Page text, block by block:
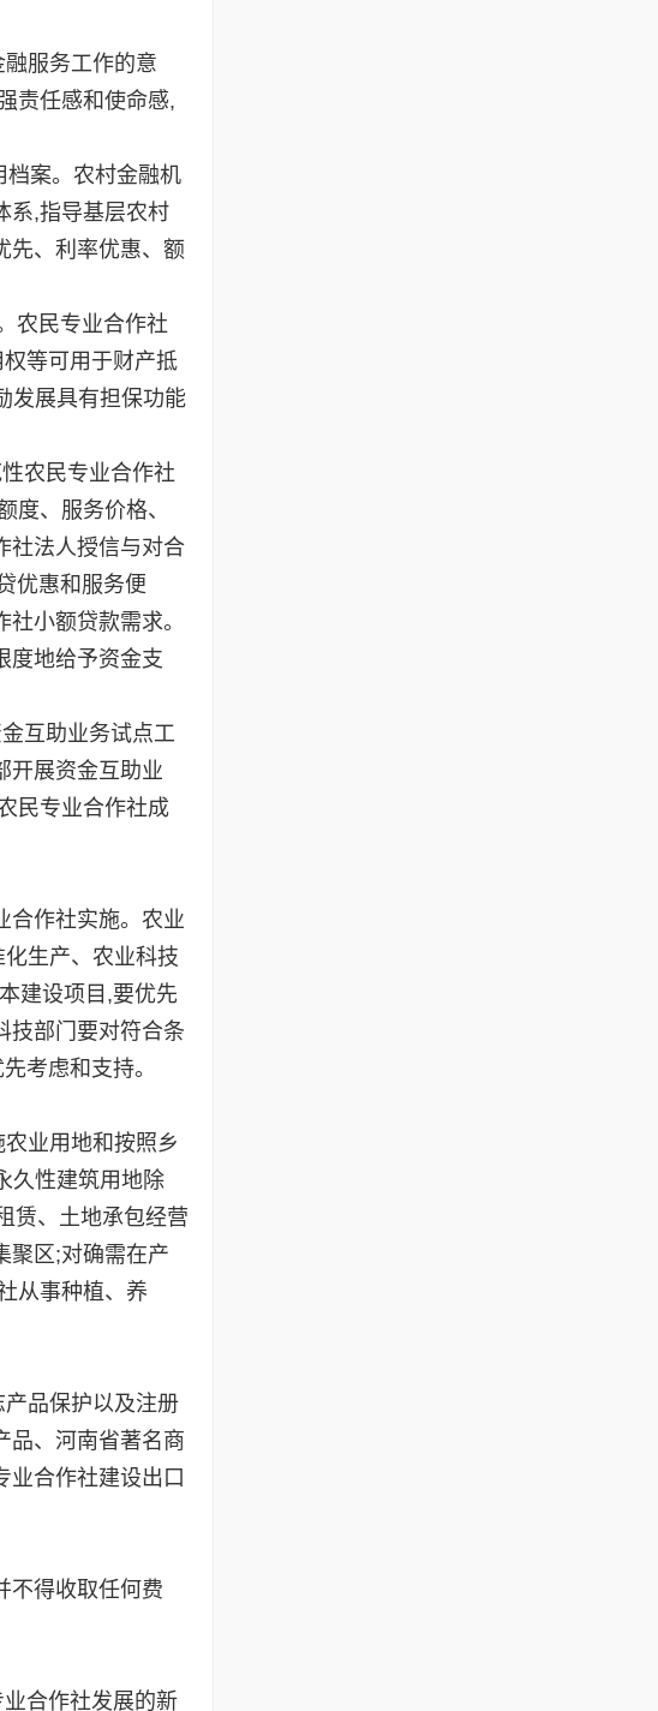
服务工作的意
责任感和使命感,
案。农村金融机
系,指导基层农村
先、利率优惠、额
农民专业合作社
等可用于财产抵
发展具有担保功能
农民专业合作社
度、服务价格、
社法人授信与对合
优惠和服务便
小额贷款需求。
度地给予资金支
互助业务试点工
开展资金互助业
民专业合作社成
作社实施。农业
生产、农业科技
建设项目,要优先
技部门要对符合条
考虑和支持。
业用地和按照乡
久性建筑用地除
赁、土地承包经营
聚区;对确需在产
从事种植、养
品保护以及注册
品、河南省著名商
业合作社建设出口
得收取任何费
合作社发展的新